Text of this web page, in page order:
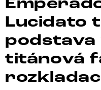
Lucidato
titánová